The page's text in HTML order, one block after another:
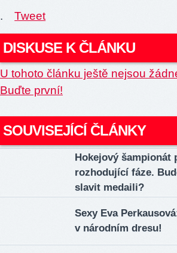
. Tweet
DISKUSE K ČLÁNKU
U tohoto článku ještě nejsou
Buďte první!
SOUVISEJÍCÍ ČLÁNKY
Hokejový šampionát
rozhodující fáze.
slavit medaili?
Sexy Eva
v národním dresu!